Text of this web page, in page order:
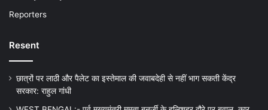
Reporters
Resent
छात्रों पर लाठी और पैलेट का इस्तेमाल की जवाबदेही से नहीं भाग सकती केंद्र
सरकार: राहुल गांधी